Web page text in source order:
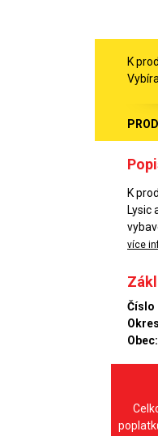
K
K
Lysic
více
Číslo
Obec: